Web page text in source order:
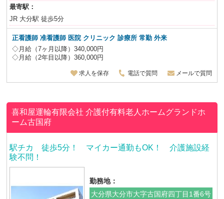
最寄駅：
JR 大分駅 徒歩5分
正看護師 准看護師 医院 クリニック 診療所 常勤 外来
◇月給（7ヶ月以降）340,000円
◇月給（2年目以降）360,000円
求人を保存 電話で質問 メールで質問
喜和屋運輪有限会社介護付有料老人ホームグランドホ
ーム古国府
駅チカ 徒歩5分！ マイカー通勤もOK！ 介護施設経
験不問！
勤務地：
大分県大分市大字古国府四丁目1番6号